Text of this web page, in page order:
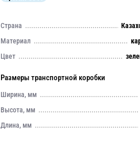
Страна
Материал
Цвет
Размеры транспортной коробки
Ширина, мм
Высота, мм
Длина, мм